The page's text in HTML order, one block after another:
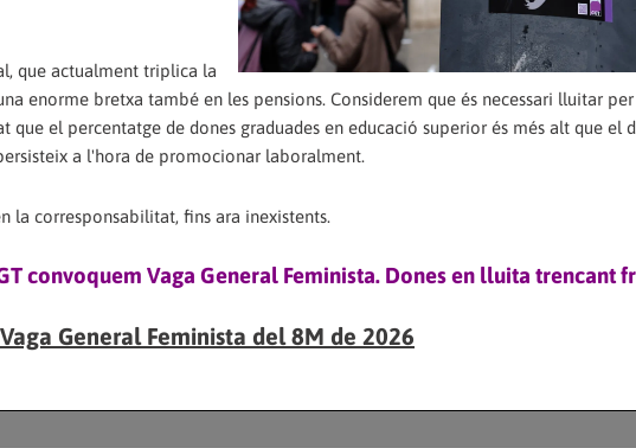
que actualment triplica la
enorme bretxa també en les pensions. Considerem que és necessari lluitar per
el percentatge de dones graduades en educació superior és més alt que el
a l'hora de promocionar laboralment.
la corresponsabilitat, fins ara inexistents.
convoquem Vaga General Feminista. Dones en lluita trencant
General Feminista del 8M de 2026